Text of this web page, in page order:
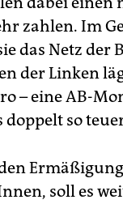
zahlen. Im
das Netz der
der Linken
– eine AB-
doppelt so
soll es